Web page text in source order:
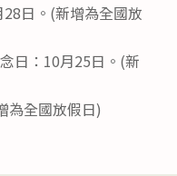
日。(新增為全國放
日：10月25日。(新
為全國放假日)